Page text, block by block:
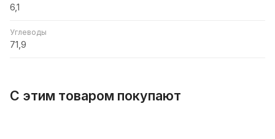
6,1
Углеводы
71,9
С этим товаром покупают